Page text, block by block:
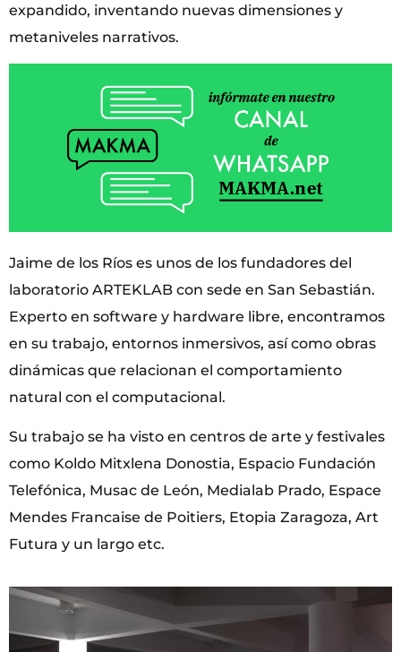
expandido, inventando nuevas dimensiones y
metaniveles narrativos.
Jaime de los Ríos es unos de los fundadores del
laboratorio ARTEKLAB con sede en San Sebastián.
Experto en software y hardware libre, encontramos
en su trabajo, entornos inmersivos, así como obras
dinámicas que relacionan el comportamiento
natural con el computacional.
Su trabajo se ha visto en centros de arte y festivales
como Koldo Mitxlena Donostia, Espacio Fundación
Telefónica, Musac de León, Medialab Prado, Espace
Mendes Francaise de Poitiers, Etopia Zaragoza, Art
Futura y un largo etc.